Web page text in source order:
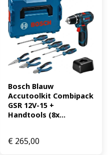
Bosch Blauw
Accutoolkit Combipack
GSR 12V-15 +
Handtools (8x...
€ 265,00